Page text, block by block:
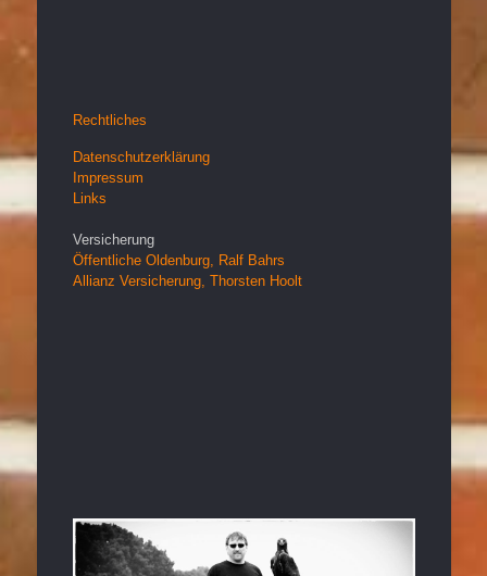
Rechtliches
Datenschutzerklärung
Impressum
Links
Versicherung
Öffentliche Oldenburg, Ralf Bahrs
Allianz Versicherung, Thorsten Hoolt